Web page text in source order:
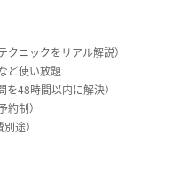
ニックをリアル解説）
ど使い放題
48時間以内に解決）
制）
途）